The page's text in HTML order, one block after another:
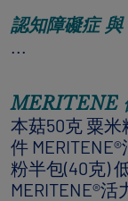
認知障礙症
...
MERITENE
本菇50克 粟米
件
粉半包(40克)
MERITENE®